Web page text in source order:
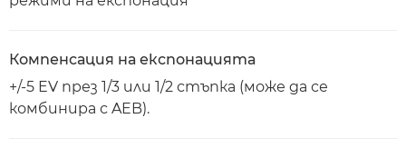
Компенсация на експонацията
+/-5 EV през 1/3 или 1/2 стъпка (може да се
комбинира с AEB).